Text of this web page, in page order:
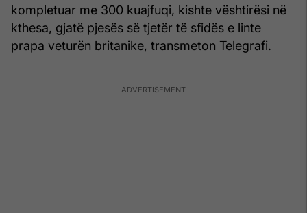
kompletuar me 300 kuajfuqi, kishte vështirësi në
kthesa, gjatë pjesës së tjetër të sfidës e linte
prapa veturën britanike, transmeton Telegrafi.